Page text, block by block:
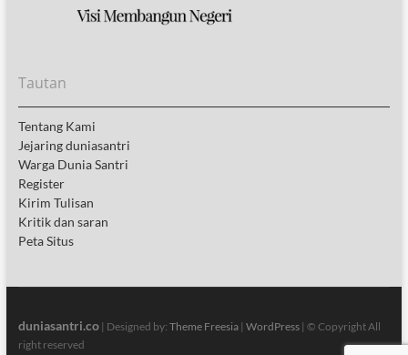
Tautan
Tentang Kami
Jejaring duniasantri
Warga Dunia Santri
Register
Kirim Tulisan
Kritik dan saran
Peta Situs
duniasantri.co| Designed by: Theme Freesia| WordPress| © Copyright All
right reserved